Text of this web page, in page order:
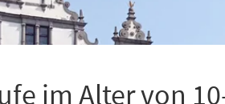
im Alter von